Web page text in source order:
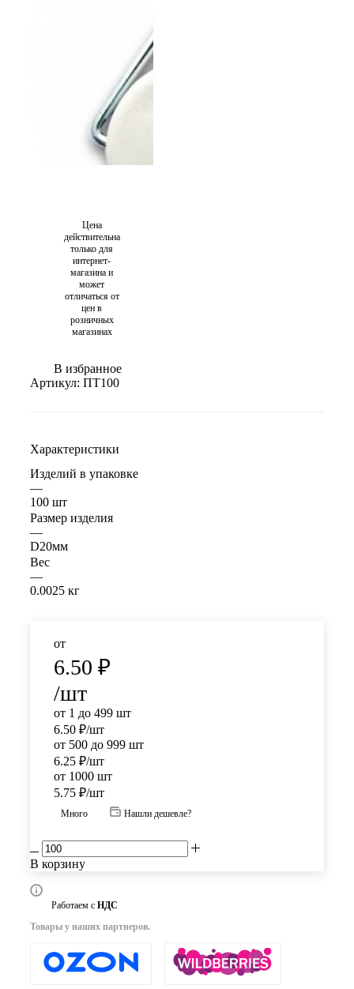
Цена
действительна
только для
интернет-
магазина и
может
отличаться от
цен в
розничных
магазинах
В избранное
Артикул: ПТ100
Характеристики
Изделий в упаковке
—
100 шт
Размер изделия
—
D20мм
Вес
—
0.0025 кг
от
6.50 ₽
/шт
от 1 до 499 шт
6.50 ₽/шт
от 500 до 999 шт
6.25 ₽/шт
от 1000 шт
5.75 ₽/шт
Много Нашли дешевле?
В корзину
Работаем с НДС
Товары у наших партнеров.